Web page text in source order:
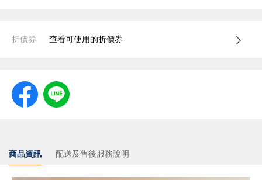
折價券 查看可使用的折價券
商品資訊 配送及售後服務說明